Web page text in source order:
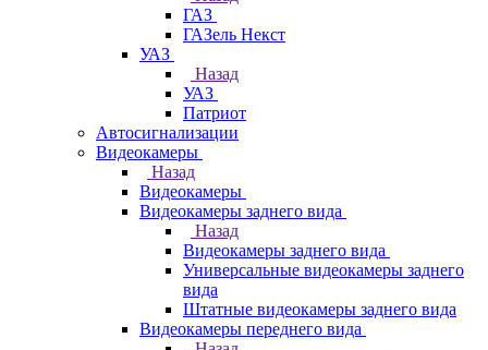
ГАЗ
ГАЗель Некст
УАЗ
Назад
УАЗ
Патриот
Автосигнализации
Видеокамеры
Назад
Видеокамеры
Видеокамеры заднего вида
Назад
Видеокамеры заднего вида
Универсальные видеокамеры заднего
вида
Штатные видеокамеры заднего вида
Видеокамеры переднего вида